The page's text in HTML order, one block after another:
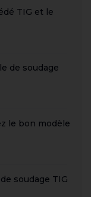
TIG et le
de soudage
le bon modèle
soudage TIG